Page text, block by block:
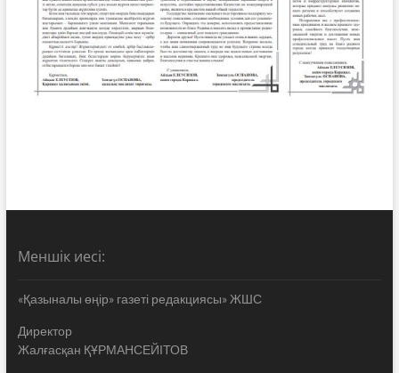
Меншік иесі:
«Қазыналы өңір» газеті редакциясы» ЖШС
Директор
Жалғасқан ҚҰРМАНСЕЙІТОВ